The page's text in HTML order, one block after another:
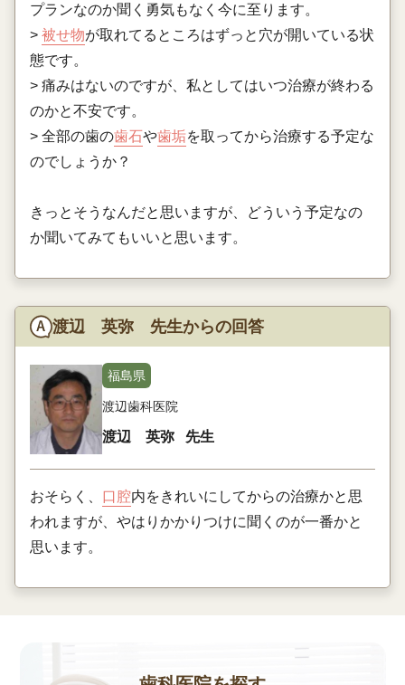
プランなのか聞く勇気もなく今に至ります。
> 被せ物が取れてるところはずっと穴が開いている状
態です。
> 痛みはないのですが、私としてはいつ治療が終わる
のかと不安です。
> 全部の歯の歯石や歯垢を取ってから治療する予定な
のでしょうか？
きっとそうなんだと思いますが、どういう予定なの
か聞いてみてもいいと思います。
渡辺 英弥 先生からの回答
福島県
渡辺歯科医院
渡辺 英弥 先生
おそらく、 口腔内をきれいにしてからの治療かと思
われますが、やはりかかりつけに聞くのが一番かと
思います。